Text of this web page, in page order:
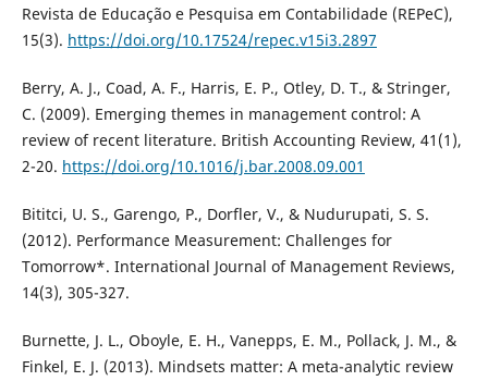
Revista de Educação e Pesquisa em Contabilidade (REPeC),
15(3). https://doi.org/10.17524/repec.v15i3.2897
Berry, A. J., Coad, A. F., Harris, E. P., Otley, D. T., & Stringer,
C. (2009). Emerging themes in management control: A
review of recent literature. British Accounting Review, 41(1),
2-20. https://doi.org/10.1016/j.bar.2008.09.001
Bititci, U. S., Garengo, P., Dorfler, V., & Nudurupati, S. S.
(2012). Performance Measurement: Challenges for
Tomorrow*. International Journal of Management Reviews,
14(3), 305-327.
Burnette, J. L., Oboyle, E. H., Vanepps, E. M., Pollack, J. M., &
Finkel, E. J. (2013). Mindsets matter: A meta-analytic review